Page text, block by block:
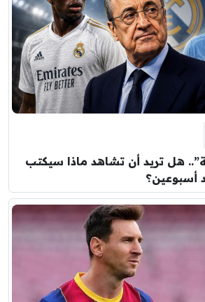
هل تريد أن تشاهد ماذا سيكتب
أسبوعين؟